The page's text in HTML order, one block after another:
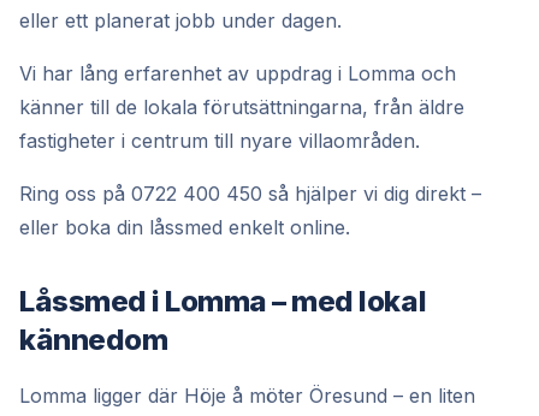
eller ett planerat jobb under dagen.
Vi har lång erfarenhet av uppdrag i Lomma och
känner till de lokala förutsättningarna, från äldre
fastigheter i centrum till nyare villaområden.
Ring oss på 0722 400 450 så hjälper vi dig direkt –
eller boka din låssmed enkelt online.
Låssmed i Lomma – med lokal
kännedom
Lomma ligger där Höje å möter Öresund – en liten